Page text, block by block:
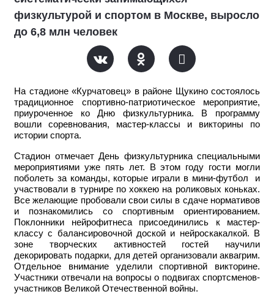
физкультурой и спортом в Москве, выросло
до 6,8 млн человек
На стадионе «Курчатовец» в районе Щукино состоялось
традиционное спортивно-патриотическое мероприятие,
приуроченное ко Дню физкультурника. В программу
вошли соревнования, мастер-классы и викторины по
истории спорта.
Стадион отмечает День физкультурника специальными
мероприятиями уже пять лет. В этом году гости могли
поболеть за команды, которые играли в мини-футбол и
участвовали в турнире по хоккею на роликовых коньках.
Все желающие пробовали свои силы в сдаче нормативов
и познакомились со спортивным ориентированием.
Поклонники нейрофитнеса присоединились к мастер-
классу с балансировочной доской и нейроскакалкой. В
зоне творческих активностей гостей научили
декорировать подарки, для детей организовали аквагрим.
Отдельное внимание уделили спортивной викторине.
Участники отвечали на вопросы о подвигах спортсменов-
участников Великой Отечественной войны.